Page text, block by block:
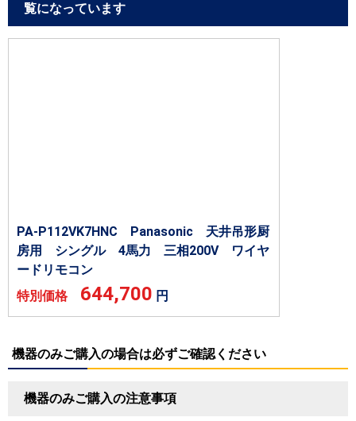
覧になっています
PA-P112VK7HNC Panasonic 天井吊形厨
房用 シングル 4馬力 三相200V ワイヤ
ードリモコン
特別価格 644,700 円
機器のみご購入の場合は必ずご確認ください
機器のみご購入の注意事項